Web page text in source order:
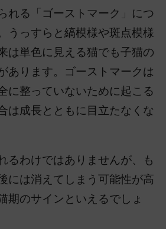
れる「ゴーストマーク」につ
うっすらと縞模様や斑点模様
は単色に見える猫でも子猫の
あります。ゴーストマークは
に整っていないために起こる
は成長とともに目立たなくな
るわけではありませんが、も
には消えてしまう可能性が高
期のサインといえるでしょ